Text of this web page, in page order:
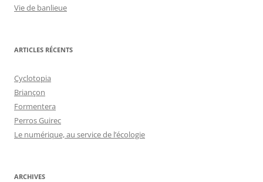
Vie de banlieue
ARTICLES RÉCENTS
Cyclotopia
Briançon
Formentera
Perros Guirec
Le numérique, au service de l’écologie
ARCHIVES